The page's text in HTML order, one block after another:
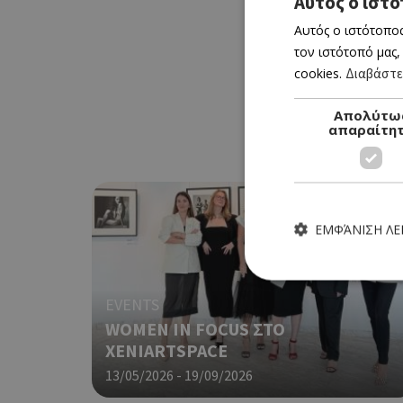
EVENTS
WOMEN IN FOCUS ΣΤΟ
XENIARTSPACE
13/05/2026 - 19/09/2026
Αυτός ο
τον ιστότοπό
cookies.
ΕΜΦΆΝΙΣΗ
Τα απολύτως
ιστότοπος δεν